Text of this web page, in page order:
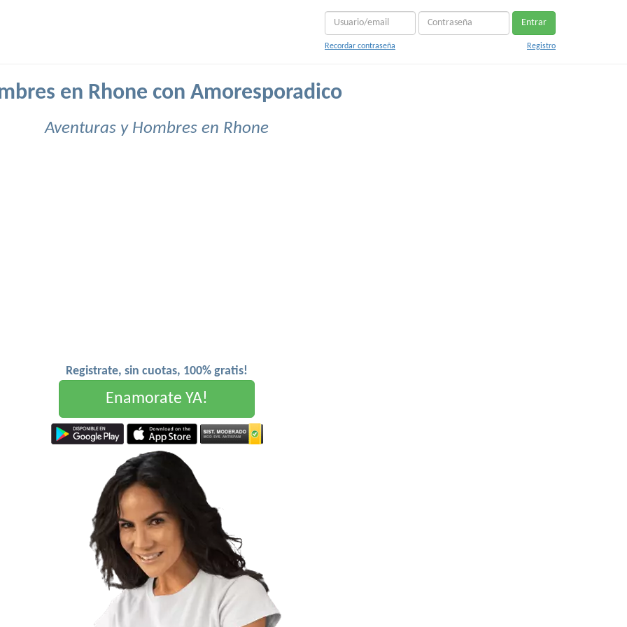
Entrar
Recordar contraseña Registro
en Rhone con Amoresporadico
Aventuras y Hombres en Rhone
Registrate, sin cuotas, 100% gratis!
Enamorate YA!